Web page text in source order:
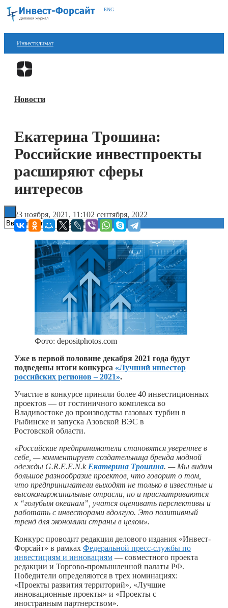
ENG
Инвестклимат
Финансы
Блокчейн
Книги
Новости
Екатерина Трошина:
Российские инвестпроекты
расширяют сферы
интересов
23 ноября, 2021, 11:102 сентября, 2022
Фото: depositphotos.com
Уже в первой половине декабря 2021 года будут
подведены итоги конкурса «Лучший инвестор
российских регионов – 2021».
Участие в конкурсе приняли более 40 инвестиционных
проектов — от гостиничного комплекса во
Владивостоке до производства газовых турбин в
Рыбинске и запуска Азовской ВЭС в
Ростовской области.
«Российские предприниматели становятся увереннее в
себе, — комментирует создательница бренда модной
одежды G.R.E.E.N.k Екатерина Трошина. — Мы видим
большое разнообразие проектов, что говорит о том,
что предприниматели выходят не только в известные и
высокомаржинальные отрасли, но и присматриваются
к “голубым океанам”, учатся оценивать перспективы и
работать с инвесторами вдолгую. Это позитивный
тренд для экономики страны в целом».
Конкурс проводит редакция делового издания «Инвест-
Форсайт» в рамках Федеральной пресс-службы по
инвестициям и инновациям — совместного проекта
редакции и Торгово-промышленной палаты РФ.
Победители определяются в трех номинациях:
«Проекты развития территорий», «Лучшие
инновационные проекты» и «Проекты с
иностранным партнерством».